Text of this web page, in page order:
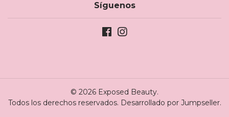
Síguenos
© 2026 Exposed Beauty.
Todos los derechos reservados. Desarrollado por Jumpseller.